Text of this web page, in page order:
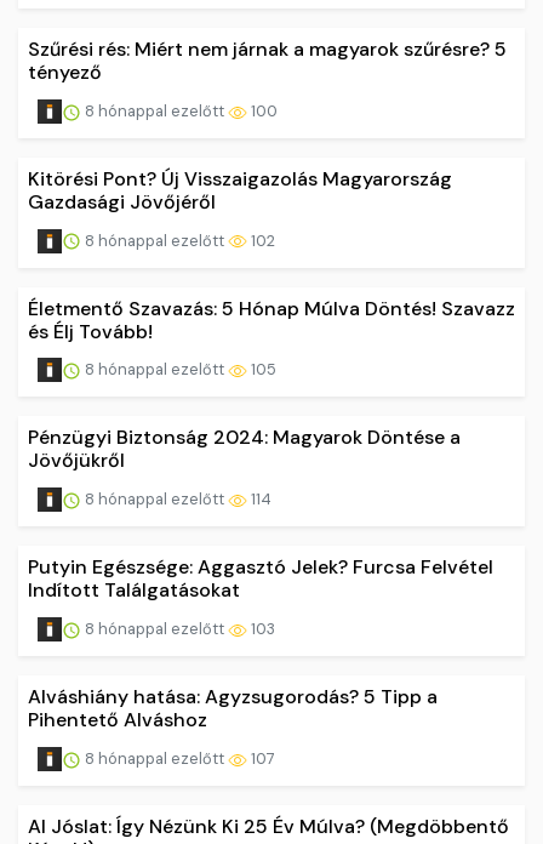
Szűrési rés: Miért nem járnak a magyarok szűrésre? 5
tényező
8 hónappal ezelőtt 100
Kitörési Pont? Új Visszaigazolás Magyarország
Gazdasági Jövőjéről
8 hónappal ezelőtt 102
Életmentő Szavazás: 5 Hónap Múlva Döntés! Szavazz
és Élj Tovább!
8 hónappal ezelőtt 105
Pénzügyi Biztonság 2024: Magyarok Döntése a
Jövőjükről
8 hónappal ezelőtt 114
Putyin Egészsége: Aggasztó Jelek? Furcsa Felvétel
Indított Találgatásokat
8 hónappal ezelőtt 103
Alváshiány hatása: Agyzsugorodás? 5 Tipp a
Pihentető Alváshoz
8 hónappal ezelőtt 107
AI Jóslat: Így Nézünk Ki 25 Év Múlva? (Megdöbbentő